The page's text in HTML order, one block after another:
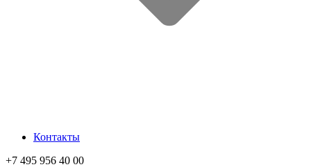
Контакты
+7 495 956 40 00